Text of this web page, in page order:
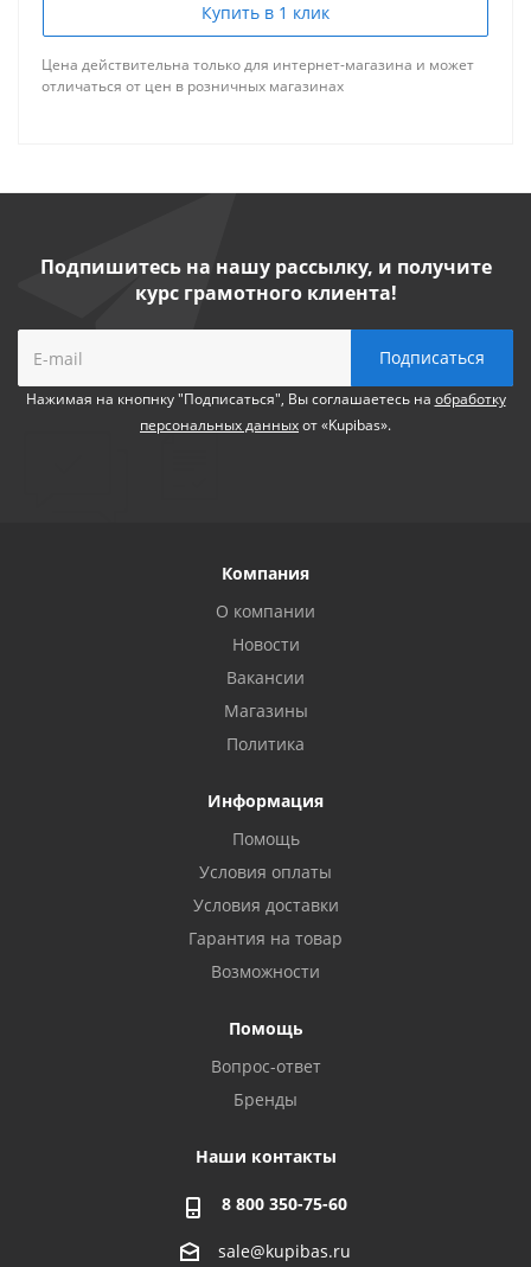
Купить в 1 клик
Цена действительна только для интернет-магазина и может
отличаться от цен в розничных магазинах
Подпишитесь на нашу рассылку, и получите
курс грамотного клиента!
Нажимая на кнопнку "Подписаться", Вы соглашаетесь на обработку
персональных данныхот «Kupibas».
Компания
О компании
Новости
Вакансии
Магазины
Политика
Информация
Помощь
Условия оплаты
Условия доставки
Гарантия на товар
Возможности
Помощь
Вопрос-ответ
Бренды
Наши контакты
8 800 350-75-60
sale@kupibas.ru